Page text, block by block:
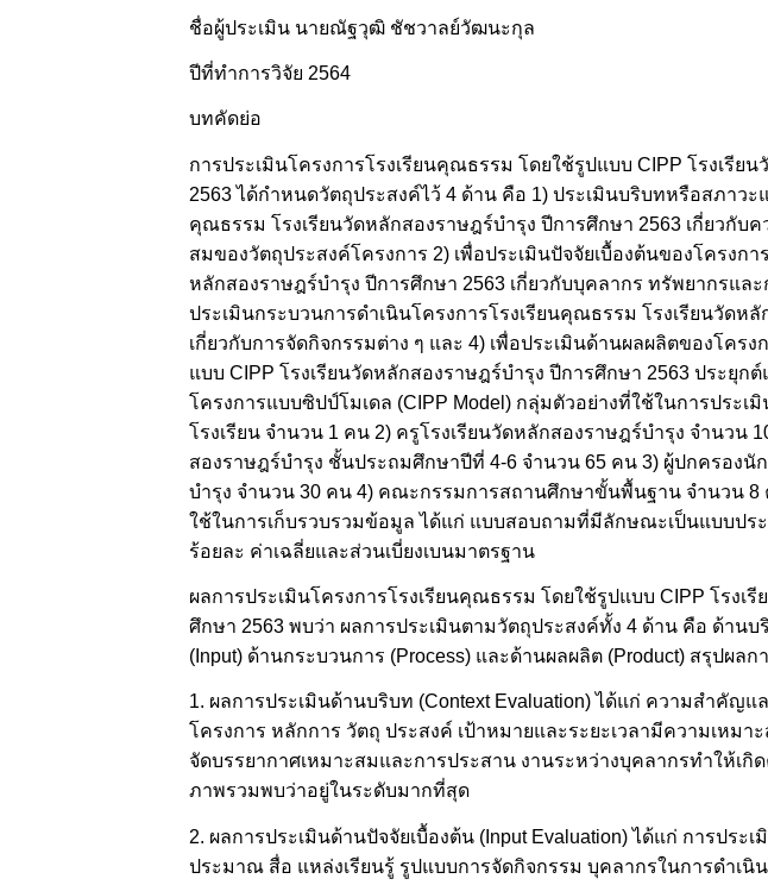
ชื่อผู้ประเมิน นายณัฐวุฒิ ชัชวาลย์วัฒนะกุล
ปีที่ทำการวิจัย 2564
บทคัดย่อ
การประเมินโครงการโรงเรียนคุณธรรม โดยใช้รูปแบบ CIPP โรงเรีย
2563 ได้กำหนดวัตถุประสงค์ไว้ 4 ด้าน คือ 1) ประเมินบริบทหรือสภาวะ
คุณธรรม โรงเรียนวัดหลักสองราษฎร์บำรุง ปีการศึกษา 2563 เกี่ยวกับ
สมของวัตถุประสงค์โครงการ 2) เพื่อประเมินปัจจัยเบื้องต้นของโครงกา
หลักสองราษฎร์บำรุง ปีการศึกษา 2563 เกี่ยวกับบุคลากร ทรัพยากรแล
ประเมินกระบวนการดำเนินโครงการโรงเรียนคุณธรรม โรงเรียนวัดห
เกี่ยวกับการจัดกิจกรรมต่าง ๆ และ 4) เพื่อประเมินด้านผลผลิตของโคร
แบบ CIPP โรงเรียนวัดหลักสองราษฎร์บำรุง ปีการศึกษา 2563 ประยุก
โครงการแบบซิปป์โมเดล (CIPP Model) กลุ่มตัวอย่างที่ใช้ในการประเ
โรงเรียน จำนวน 1 คน 2) ครูโรงเรียนวัดหลักสองราษฎร์บำรุง จำนวน
สองราษฎร์บำรุง ชั้นประถมศึกษาปีที่ 4-6 จำนวน 65 คน 3) ผู้ปกครองนั
บำรุง จำนวน 30 คน 4) คณะกรรมการสถานศึกษาขั้นพื้นฐาน จำนวน 8
ใช้ในการเก็บรวบรวมข้อมูล ได้แก่ แบบสอบถามที่มีลักษณะเป็นแบบปร
ร้อยละ ค่าเฉลี่ยและส่วนเบี่ยงเบนมาตรฐาน
ผลการประเมินโครงการโรงเรียนคุณธรรม โดยใช้รูปแบบ CIPP โรงเ
ศึกษา 2563 พบว่า ผลการประเมินตามวัตถุประสงค์ทั้ง 4 ด้าน คือ ด้านบ
(Input) ด้านกระบวนการ (Process) และด้านผลผลิต (Product) สรุปผล
1. ผลการประเมินด้านบริบท (Context Evaluation) ได้แก่ ความสำคัญแ
โครงการ หลักการ วัตถุ ประสงค์ เป้าหมายและระยะเวลามีความเหม
จัดบรรยากาศเหมาะสมและการประสาน งานระหว่างบุคลากรทำให้เกิ
ภาพรวมพบว่าอยู่ในระดับมากที่สุด
2. ผลการประเมินด้านปัจจัยเบื้องต้น (Input Evaluation) ได้แก่ การประ
ประมาณ สื่อ แหล่งเรียนรู้ รูปแบบการจัดกิจกรรม บุคลากรในการดำเนิ